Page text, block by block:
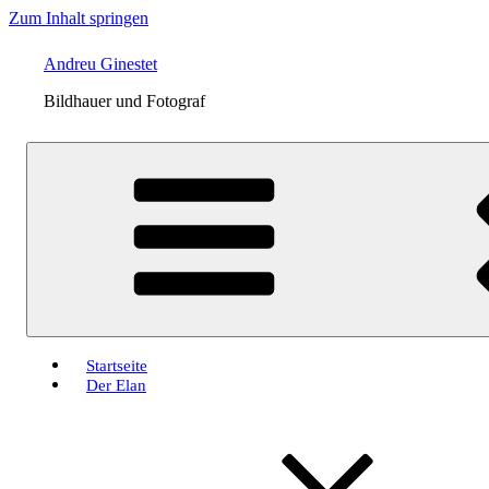
Zum Inhalt springen
Andreu Ginestet
Bildhauer und Fotograf
Startseite
Der Elan